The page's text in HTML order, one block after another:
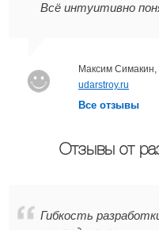
Всё интуитивно
Максим Симакин,
udarstroy.ru
Все отзывы
Отзывы от
Гибкость